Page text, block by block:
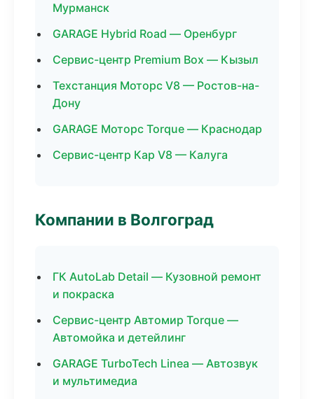
Мурманск
GARAGE Hybrid Road — Оренбург
Сервис-центр Premium Box — Кызыл
Техстанция Моторс V8 — Ростов-на-
Дону
GARAGE Моторс Torque — Краснодар
Сервис-центр Кар V8 — Калуга
Компании в Волгоград
ГК AutoLab Detail — Кузовной ремонт
и покраска
Сервис-центр Автомир Torque —
Автомойка и детейлинг
GARAGE TurboTech Linea — Автозвук
и мультимедиа